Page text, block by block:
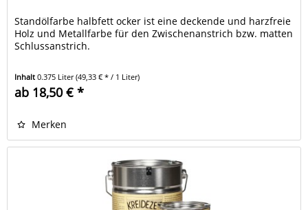
Standölfarbe halbfett ocker ist eine deckende und harzfreie
Holz und Metallfarbe für den Zwischenanstrich bzw. matten
Schlussanstrich.
Inhalt0.375 Liter(49,33 € * / 1 Liter)
ab 18,50 € *
Merken